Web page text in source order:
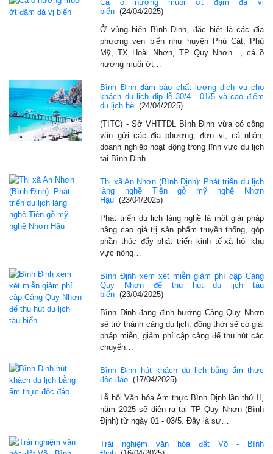
Cá ồ nướng muối ớt đậm đà vị
biển (24/04/2025)
Ở vùng biển Bình Định, đặc biệt là các địa
phương ven biển như huyện Phù Cát, Phù
Mỹ, TX Hoài Nhơn, TP Quy Nhơn…, cá ồ
nướng muối ớt…
Bình Định đảm bảo chất lượng dịch vụ cho
khách du lịch dịp lễ 30/4 - 01/5 và cao điểm
du lịch hè (24/04/2025)
(TITC) - Sở VHTTDL Bình Định vừa có công
văn gửi các địa phương, đơn vị, cá nhân,
doanh nghiệp hoạt động trong lĩnh vực du lịch
tại Bình Định…
Thị xã An Nhơn (Bình Định): Phát triển du lịch
làng nghề Tiện gỗ mỹ nghệ Nhơn
Hậu (23/04/2025)
Phát triển du lịch làng nghề là một giải pháp
nâng cao giá trị sản phẩm truyền thống, góp
phần thúc đẩy phát triển kinh tế-xã hội khu
vực nông…
Bình Định xem xét miễn giảm phí cập Cảng
Quy Nhơn để thu hút du lịch tàu
biển (23/04/2025)
Bình Định đang định hướng Cảng Quy Nhơn
sẽ trở thành cảng du lịch, đồng thời sẽ có giải
pháp miễn, giảm phí cập cảng để thu hút các
chuyến…
Bình Định hút khách du lịch bằng ẩm thực
độc đáo (17/04/2025)
Lễ hội Văn hóa Ẩm thực Bình Định lần thứ II,
năm 2025 sẽ diễn ra tại TP Quy Nhơn (Bình
Định) từ ngày 01 - 03/5. Đây là sự…
Trải nghiệm văn hóa đất Võ - Bình